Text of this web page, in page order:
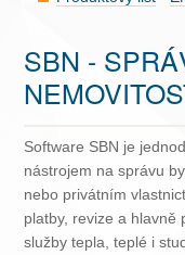
SBN -
Software SBN je
nástrojem na správu
nebo privátním
platby, revize a hlavně
služby tepla, teplé i